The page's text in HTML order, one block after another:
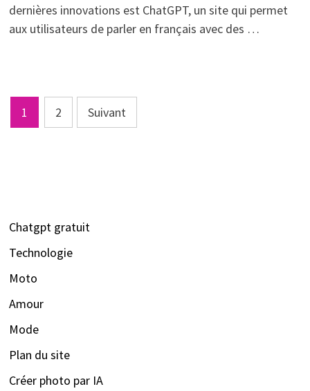
dernières innovations est ChatGPT, un site qui permet
aux utilisateurs de parler en français avec des …
Pagination
des
1 2 Suivant
Chatgpt gratuit
Technologie
Moto
Amour
Mode
Plan du site
Créer photo par IA